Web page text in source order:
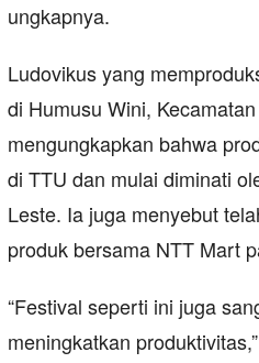
ungkapnya.
Ludovikus yang
di Humusu Wini,
mengungkapkan bahwa
di TTU dan mulai diminati
Leste. Ia juga menyebut
produk bersama NTT Mart
“Festival seperti ini juga
meningkatkan